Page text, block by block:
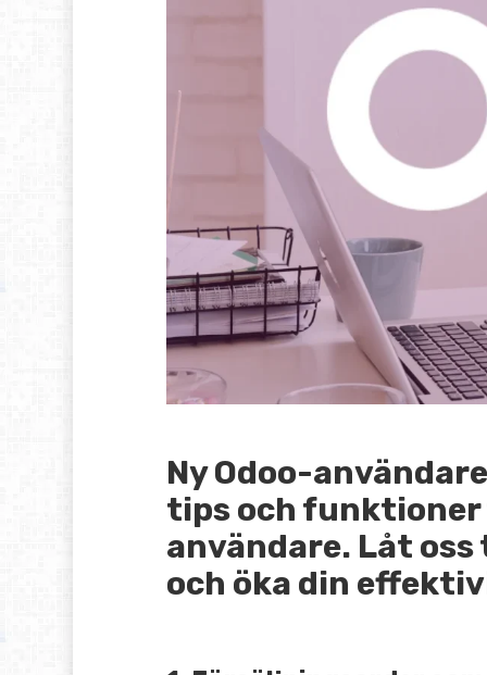
Ny Odoo-
tips och funktioner
användare. Låt
och öka din